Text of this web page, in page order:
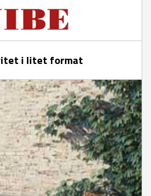
i litet format